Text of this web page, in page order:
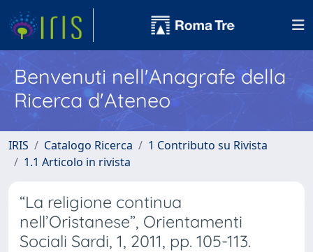
Benvenuti nell'Anagrafe della
Ricerca d'Ateneo
IRIS Catalogo Ricerca
1 Contributo su Rivista
1.1 Articolo in rivista
“La religione continua
nell’Oristanese”, Orientamenti
Sociali Sardi, 1, 2011, pp. 105-113.